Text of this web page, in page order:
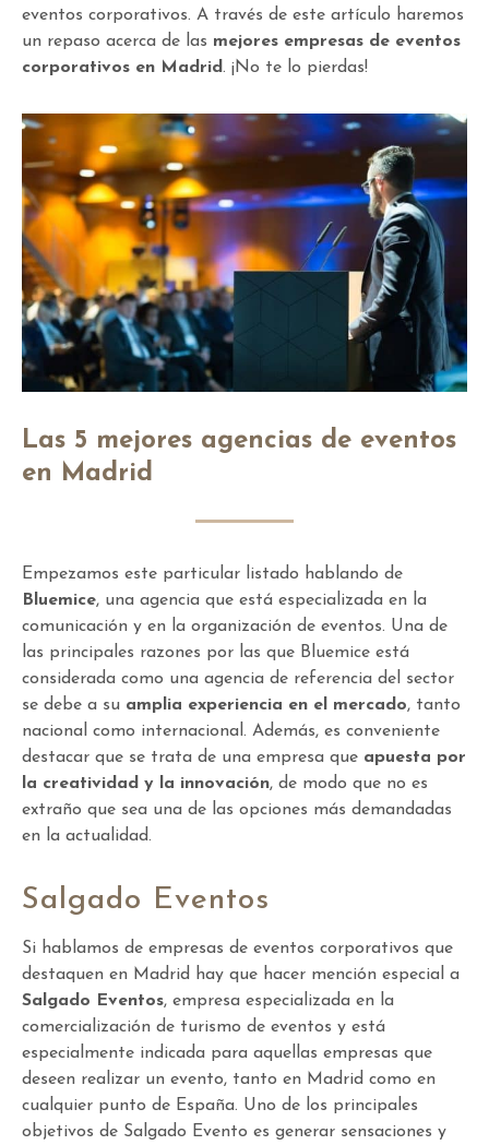
eventos corporativos. A través de este artículo haremos
un repaso acerca de las mejores empresas de eventos
corporativos en Madrid. ¡No te lo pierdas!
Las 5 mejores agencias de eventos
en Madrid
Empezamos este particular listado hablando de
Bluemice, una agencia que está especializada en la
comunicación y en la organización de eventos. Una de
las principales razones por las que Bluemice está
considerada como una agencia de referencia del sector
se debe a su amplia experiencia en el mercado, tanto
nacional como internacional. Además, es conveniente
destacar que se trata de una empresa que apuesta por
la creatividad y la innovación, de modo que no es
extraño que sea una de las opciones más demandadas
en la actualidad.
Salgado Eventos
Si hablamos de empresas de eventos corporativos que
destaquen en Madrid hay que hacer mención especial a
Salgado Eventos, empresa especializada en la
comercialización de turismo de eventos y está
especialmente indicada para aquellas empresas que
deseen realizar un evento, tanto en Madrid como en
cualquier punto de España. Uno de los principales
objetivos de Salgado Evento es generar sensaciones y